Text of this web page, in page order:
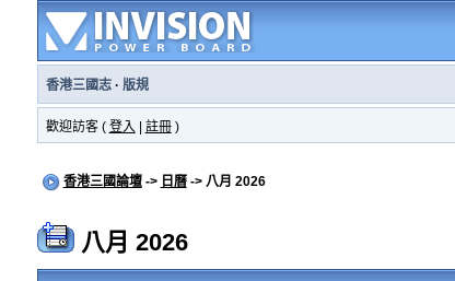
香港三國志· 版規
歡迎訪客 ( 登入 註冊)
香港三國論壇-> 日曆-> 八月 2026
八月 2026